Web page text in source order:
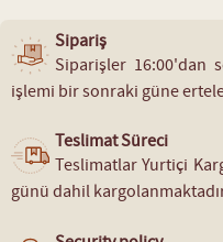
Sipariş
Siparişler 16:00'dan
işlemi bir sonraki güne
Teslimat Süreci
Teslimatlar Yurtiçi
günü dahil